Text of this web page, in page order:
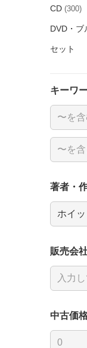
CD (300)
DVD・ブ
セット
キーワ
著者・
販売会
中古価